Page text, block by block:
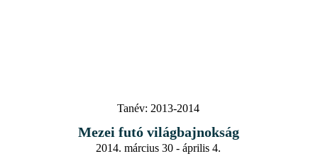
Tanév: 2013-2014
Mezei futó világbajnokság
2014. március 30 - április 4.